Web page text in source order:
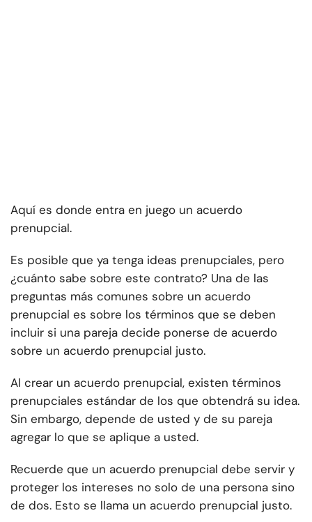
Aquí es donde entra en juego un acuerdo
prenupcial.
Es posible que ya tenga ideas prenupciales, pero
¿cuánto sabe sobre este contrato? Una de las
preguntas más comunes sobre un acuerdo
prenupcial es sobre los términos que se deben
incluir si una pareja decide ponerse de acuerdo
sobre un acuerdo prenupcial justo.
Al crear un acuerdo prenupcial, existen términos
prenupciales estándar de los que obtendrá su idea.
Sin embargo, depende de usted y de su pareja
agregar lo que se aplique a usted.
Recuerde que un acuerdo prenupcial debe servir y
proteger los intereses no solo de una persona sino
de dos. Esto se llama un acuerdo prenupcial justo.